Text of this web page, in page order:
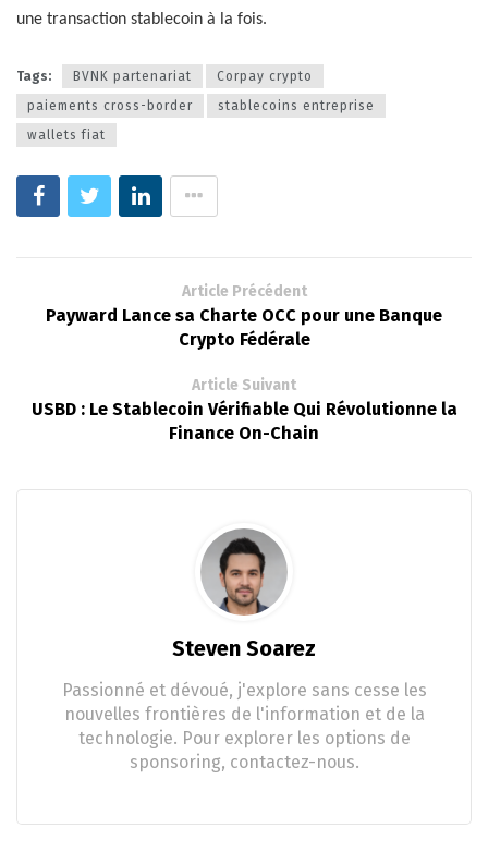
une transaction stablecoin à la fois.
Tags: BVNK partenariat
Corpay crypto
paiements cross-border
stablecoins entreprise
wallets fiat
Article Précédent
Payward Lance sa Charte OCC pour une Banque
Crypto Fédérale
Article Suivant
USBD : Le Stablecoin Vérifiable Qui Révolutionne la
Finance On-Chain
Steven Soarez
Passionné et dévoué, j'explore sans cesse les
nouvelles frontières de l'information et de la
technologie. Pour explorer les options de
sponsoring, contactez-nous.